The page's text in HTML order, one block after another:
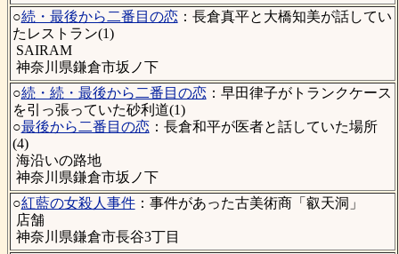
○続・最後から二番目の恋：長倉真平と大橋知美が話してい
たレストラン(1)
SAIRAM
神奈川県鎌倉市坂ノ下
○続・続・最後から二番目の恋：早田律子がトランクケース
を引っ張っていた砂利道(1)
○最後から二番目の恋：長倉和平が医者と話していた場所
(4)
海沿いの路地
神奈川県鎌倉市坂ノ下
○紅藍の女殺人事件：事件があった古美術商「叡天洞」
店舗
神奈川県鎌倉市長谷3丁目